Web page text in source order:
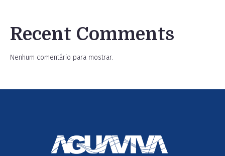
Recent Comments
Nenhum comentário para mostrar.